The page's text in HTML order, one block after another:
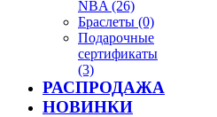
NBA (26)
Браслеты (0)
Подарочные
сертификаты
(3)
РАСПРОДАЖА
НОВИНКИ